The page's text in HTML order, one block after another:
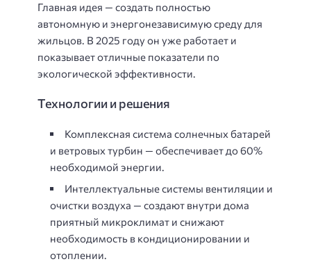
Главная идея — создать полностью
автономную и энергонезависимую среду для
жильцов. В 2025 году он уже работает и
показывает отличные показатели по
экологической эффективности.
Технологии и решения
Комплексная система солнечных батарей
и ветровых турбин — обеспечивает до 60%
необходимой энергии.
Интеллектуальные системы вентиляции и
очистки воздуха — создают внутри дома
приятный микроклимат и снижают
необходимость в кондиционировании и
отоплении.